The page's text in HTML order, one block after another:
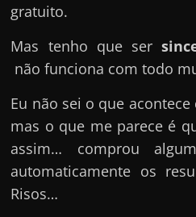
gratuito.
Mas tenho que ser
não funciona com todo
Eu não sei o que
mas o que me parece é
assim… comprou
automaticamente os
Risos…